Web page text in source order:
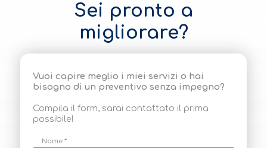
Sei pronto a
migliorare?
Vuoi capire meglio i miei servizi o hai
bisogno di un preventivo senza impegno?
Compila il form, sarai contattato il prima
possibile!
Nome *